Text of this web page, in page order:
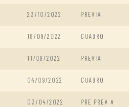
23/10/2022 PREVIA
18/09/2022 CUADRO
11/09/2022 PREVIA
04/09/2022 CUADRO
03/04/2022 PRE PREVIA